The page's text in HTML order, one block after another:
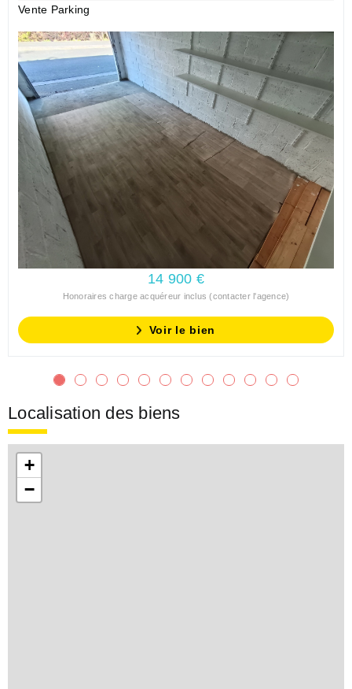
Vente Parking
14 900 €
Honoraires charge acquéreur inclus (contacter l'agence)
Voir le bien
Localisation des biens
+
−